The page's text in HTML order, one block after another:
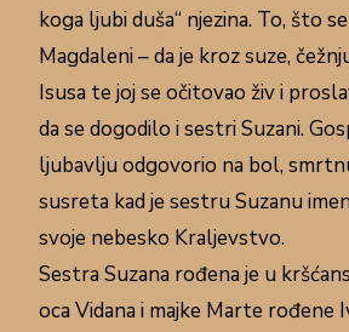
koga ljubi duša“ njezina. To, što
Magdaleni – da je kroz suze,
Isusa te joj se očitovao živ i
da se dogodilo i sestri Suzani.
ljubavlju odgovorio na bol,
susreta kad je sestru Suzanu
svoje nebesko Kraljevstvo.
Sestra Suzana rođena je u
oca Vidana i majke Marte rođene